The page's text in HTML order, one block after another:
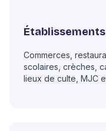
Établissements
Commerces,
scolaires, crèches,
lieux de culte, MJC